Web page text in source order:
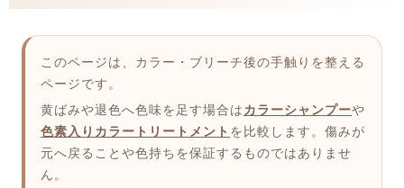
このページは、カラー・ブリーチ後の手触りを整える
ページです。
黄ばみや退色へ色味を足す場合はカラーシャンプーや
色素入りカラートリートメント を比較します。傷みが
元へ戻ることや色持ちを保証するものではありませ
ん。